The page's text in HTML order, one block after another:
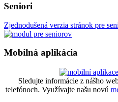
Seniori
Zjednodušená verzia stránok pre
Mobilná aplikácia
Sledujte informácie z nášho
telefónoch. Využívajte našu novú